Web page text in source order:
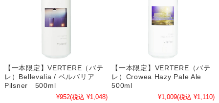
【一本限定】VERTERE（バテ
レ）Bellevalia / ベルバリア
Pilsner 500ml
¥952(税込 ¥1,048)
【一本限定】VERTERE（バテ
レ）Crowea Hazy Pale Ale
500ml
¥1,009(税込 ¥1,110)